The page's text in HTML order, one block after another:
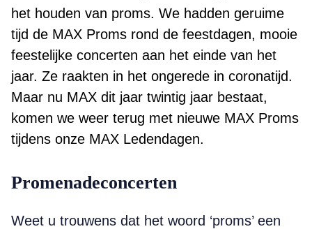
het houden van proms. We hadden geruime
tijd de MAX Proms rond de feestdagen, mooie
feestelijke concerten aan het einde van het
jaar. Ze raakten in het ongerede in coronatijd.
Maar nu MAX dit jaar twintig jaar bestaat,
komen we weer terug met nieuwe MAX Proms
tijdens onze MAX Ledendagen.
Promenadeconcerten
Weet u trouwens dat het woord ‘proms’ een